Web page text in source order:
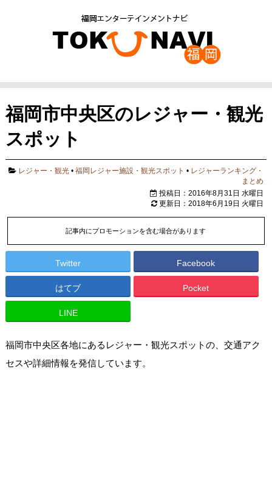
福岡市中央区のレジャー・観光
スポット
レジャー・観光 •福岡レジャー施設・観光スポット • レジャーランキング・
まとめ
投稿日：2016年8月31日 水曜日
更新日：2018年6月19日 火曜日
記事内にプロモーションを含む場合があります
Twitter Facebook
はてブ Pocket
LINE
福岡市中央区各地にあるレジャー・観光スポットの、交通アク
セスや詳細情報を発信しています。